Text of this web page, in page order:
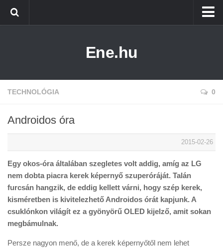
Életmód
Ene.hu
TECHNOLÓGIA 0
Androidos óra
2015-02-26
Egy okos-óra általában szegletes volt addig, amíg az LG
nem dobta piacra kerek képernyő szuperóráját. Talán
furcsán hangzik, de eddig kellett várni, hogy szép kerek,
kisméretben is kivitelezhető Androidos órát kapjunk. A
csuklónkon világít ez a gyönyörű OLED kijelző, amit sokan
megbámulnak.
Persze nagyon menő, de a kerek képernyőtől nem lehet